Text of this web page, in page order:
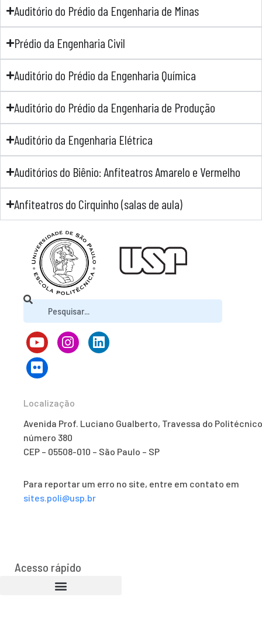
Auditório do Prédio da Engenharia de Minas
Prédio da Engenharia Civil
Auditório do Prédio da Engenharia Química
Auditório do Prédio da Engenharia de Produção
Auditório da Engenharia Elétrica
Auditórios do Biênio: Anfiteatros Amarelo e Vermelho
Anfiteatros do Cirquinho (salas de aula)
Localização
Avenida Prof. Luciano Gualberto, Travessa do
número 380
CEP – 05508-010 – São Paulo – SP
Para reportar um erro no site, entre em contato em
sites.poli@usp.br
Acesso rápido